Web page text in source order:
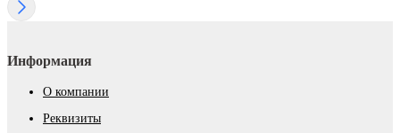
Информация
О компании
Реквизиты